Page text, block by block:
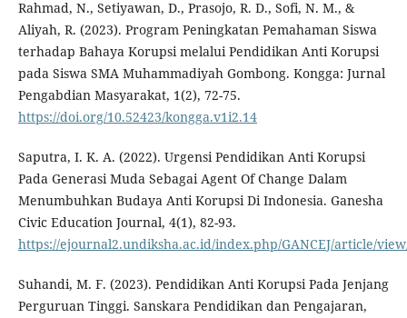
Rahmad, N., Setiyawan, D., Prasojo, R. D., Sofi, N. M., &
Aliyah, R. (2023). Program Peningkatan Pemahaman Siswa
terhadap Bahaya Korupsi melalui Pendidikan Anti Korupsi
pada Siswa SMA Muhammadiyah Gombong. Kongga: Jurnal
Pengabdian Masyarakat, 1(2), 72-75.
https://doi.org/10.52423/kongga.v1i2.14
Saputra, I. K. A. (2022). Urgensi Pendidikan Anti Korupsi
Pada Generasi Muda Sebagai Agent Of Change Dalam
Menumbuhkan Budaya Anti Korupsi Di Indonesia. Ganesha
Civic Education Journal, 4(1), 82-93.
https://ejournal2.undiksha.ac.id/index.php/GANCEJ/article/
Suhandi, M. F. (2023). Pendidikan Anti Korupsi Pada Jenjang
Perguruan Tinggi. Sanskara Pendidikan dan Pengajaran,